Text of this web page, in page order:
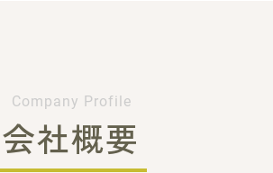
Company Profile
会社概要